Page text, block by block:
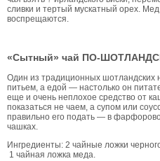
сливки и тертый мускатный орех. Мед
воспрещаются.
«Сытный» чай ПО-
Один из традиционных шотландских
питьем, а едой — настолько он
еще и очень неплохое средство от
показаться не чаем, а супом или
правильно его подать — в
чашках.
Ингредиенты: 2 чайные ложки
1 чайная ложка меда.